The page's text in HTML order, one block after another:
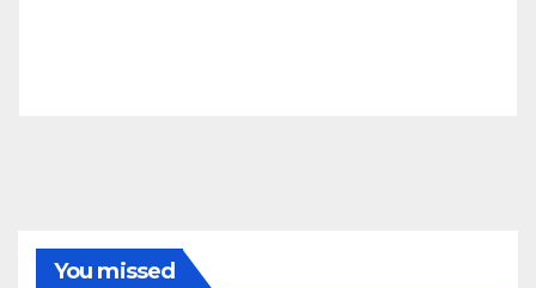
You missed